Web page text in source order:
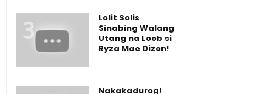
Lolit Solis
Sinabing Walang
Utang na Loob si
Ryza Mae Dizon!
Nakakadurog!